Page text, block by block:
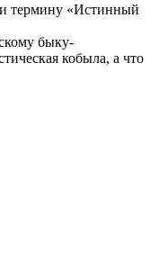
термину «Истинный
быку-
кобыла, а что